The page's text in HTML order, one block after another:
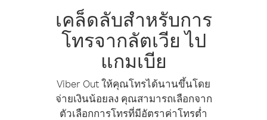
เคล็ดลับสำหรับการ
โทรจากลัตเวีย ไป
แกมเบีย
Viber Out ให้คุณโทรได้นานขึ้นโดย
จ่ายเงินน้อยลง คุณสามารถเลือกจาก
ตัวเลือกการโทรที่มีอัตราค่าโทรต่ำ